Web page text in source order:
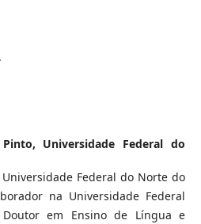
Universidade Federal do
Federal do Norte do
na Universidade Federal
em Ensino de Língua e